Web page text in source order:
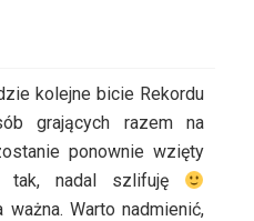
kolejne bicie Rekordu
grających razem na
ponownie wzięty
tak, nadal szlifuję
Warto nadmienić,